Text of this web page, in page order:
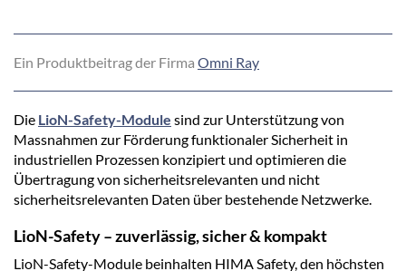
Ein Produktbeitrag der Firma Omni Ray
Die LioN-Safety-Module sind zur Unterstützung von
Massnahmen zur Förderung funktionaler Sicherheit in
industriellen Prozessen konzipiert und optimieren die
Übertragung von sicherheitsrelevanten und nicht
sicherheitsrelevanten Daten über bestehende Netzwerke.
LioN-Safety – zuverlässig, sicher & kompakt
LioN-Safety-Module beinhalten HIMA Safety, den höchsten